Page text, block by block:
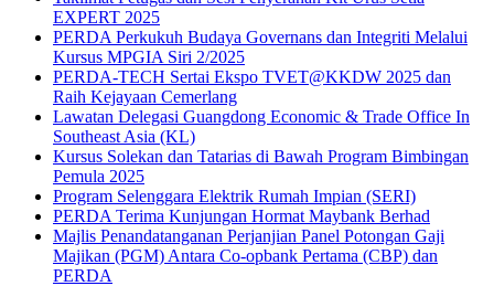
EXPERT 2025
PERDA Perkukuh Budaya Governans dan Integriti Melalui
Kursus MPGIA Siri 2/2025
PERDA-TECH Sertai Ekspo TVET@KKDW 2025 dan
Raih Kejayaan Cemerlang
Lawatan Delegasi Guangdong Economic & Trade Office In
Southeast Asia (KL)
Kursus Solekan dan Tatarias di Bawah Program Bimbingan
Pemula 2025
Program Selenggara Elektrik Rumah Impian (SERI)
PERDA Terima Kunjungan Hormat Maybank Berhad
Majlis Penandatanganan Perjanjian Panel Potongan Gaji
Majikan (PGM) Antara Co-opbank Pertama (CBP) dan
PERDA